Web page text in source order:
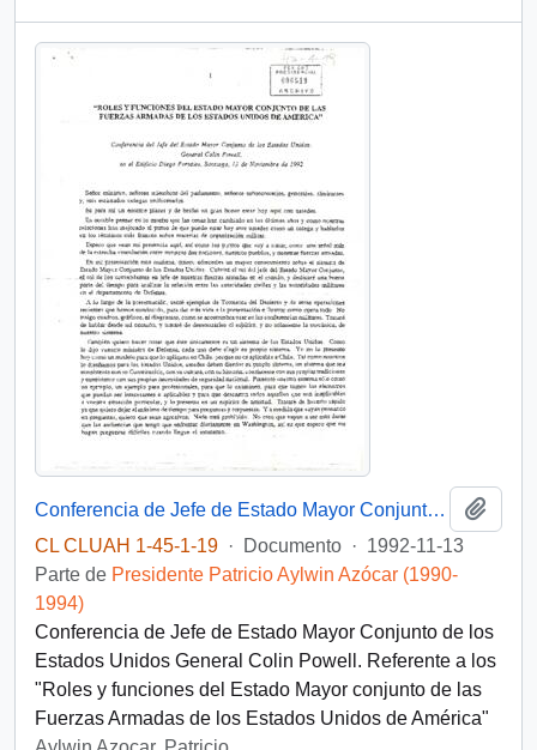
Conferencia de Jefe de Estado Mayor Conjunto de los Estados Unidos
CL CLUAH 1-45-1-19 · Documento · 1992-11-13
Parte de Presidente Patricio Aylwin Azócar (1990-
1994)
Conferencia de Jefe de Estado Mayor Conjunto de los
Estados Unidos General Colin Powell. Referente a los
"Roles y funciones del Estado Mayor conjunto de las
Fuerzas Armadas de los Estados Unidos de América"